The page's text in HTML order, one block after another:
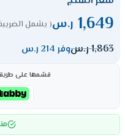
1,649 ر.س( يشمل
1,863ر.سوفر 214 ر.س
قسّمها على